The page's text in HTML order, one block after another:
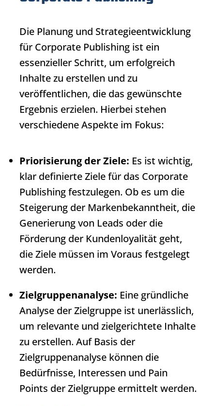
Die Planung und Strategieentwicklung
für Corporate Publishing ist ein
essenzieller Schritt, um erfolgreich
Inhalte zu erstellen und zu
veröffentlichen, die das gewünschte
Ergebnis erzielen. Hierbei stehen
verschiedene Aspekte im Fokus:
Priorisierung der Ziele: Es ist wichtig,
klar definierte Ziele für das Corporate
Publishingfestzulegen. Ob es um die
Steigerung der Markenbekanntheit, die
Generierung von Leads oder die
Förderung der Kundenloyalität geht,
die Ziele müssen im Voraus festgelegt
werden.
Zielgruppenanalyse: Eine gründliche
Analyse der Zielgruppe ist unerlässlich,
um relevante und zielgerichtete Inhalte
zu erstellen. Auf Basis der
Zielgruppenanalyse können die
Bedürfnisse, Interessen und Pain
Points der Zielgruppe ermittelt werden.